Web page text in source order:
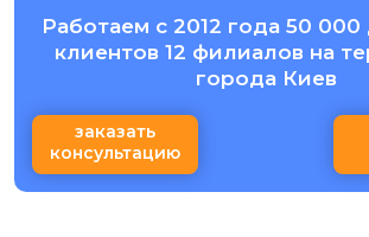
Работаем с 2012 года 50
клиентов 12 филиалов на
города Киев
заказать
консультацию